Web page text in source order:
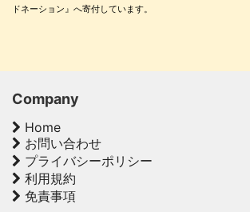
ドネーション』へ寄付しています。
Company
Home
お問い合わせ
プライバシーポリシー
利用規約
免責事項